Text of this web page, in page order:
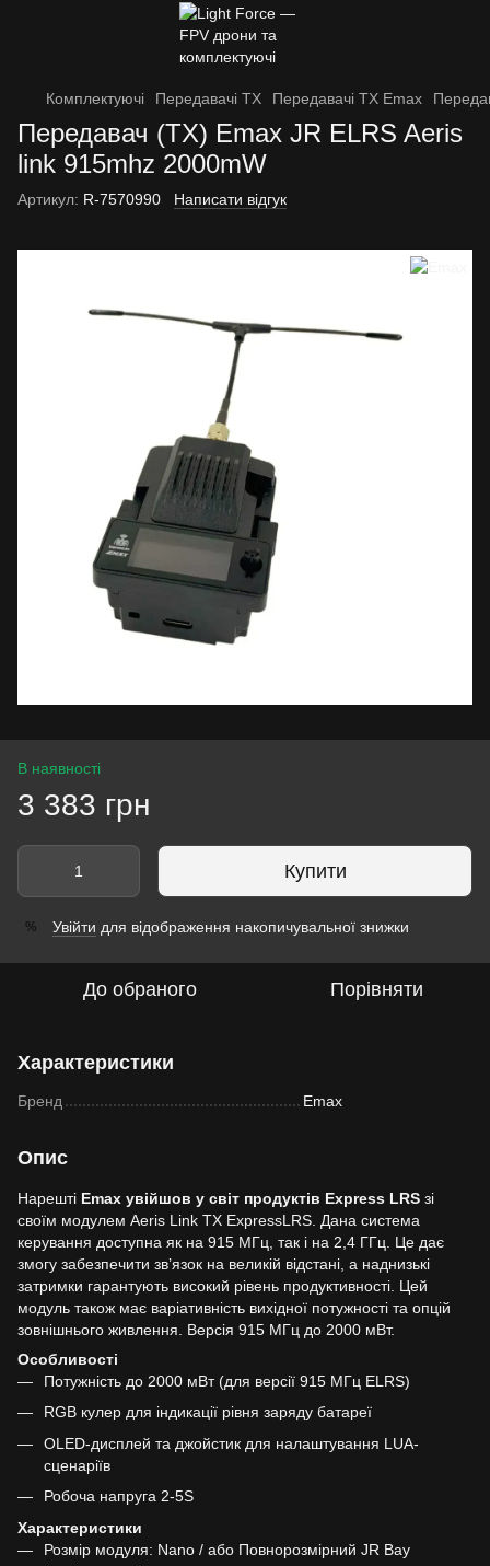
Комплектуючі Передавачі TX Передавачі TX Emax
Передавач (TX) Emax JR ELRS Aeris
link 915mhz 2000mW
Артикул: R-7570990 Написати відгук
В наявності
3 383 грн
Купити
% Увійти для відображення накопичувальної знижки
До обраного Порівняти
Характеристики
Бренд Emax
Опис
Нарешті Emax увійшов у світ продуктів Express LRS зі
своїм модулем Aeris Link TX ExpressLRS. Дана система
керування доступна як на 915 МГц, так і на 2,4 ГГц. Це дає
змогу забезпечити зв’язок на великій відстані, а наднизькі
затримки гарантують високий рівень продуктивності. Цей
модуль також має варіативність вихідної потужності та опцій
зовнішнього живлення. Версія 915 МГц до 2000 мВт.
Особливості
Потужність до 2000 мВт (для версії 915 МГц ELRS)
RGB кулер для індикації рівня заряду батареї
OLED-дисплей та джойстик для налаштування LUA-
сценаріїв
Робоча напруга 2-5S
Характеристики
Розмір модуля: Nano / або Повнорозмірний JR Bay